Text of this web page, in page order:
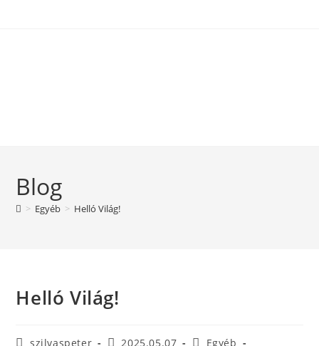
Blog
> Egyéb > Helló Világ!
Helló Világ!
szilvaspeter 2025.05.07
Egyéb